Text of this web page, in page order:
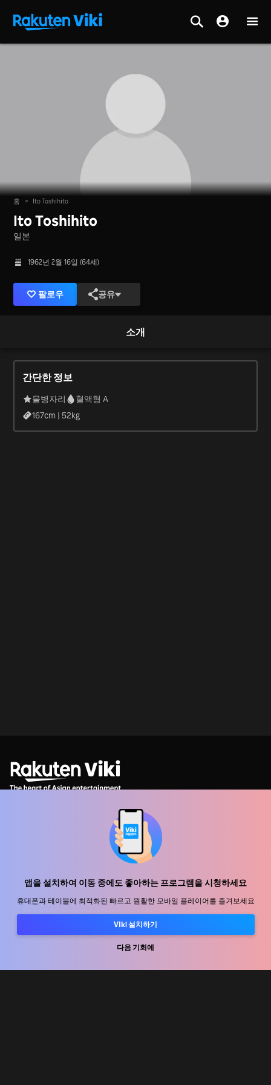
앱을 설치하여 이동 중에도 좋아하는 프로그램을 시청하세요
휴대폰과 테이블에 최적화된 빠르고 원활한 모바일 플레이어를 즐겨보세요
VIki 설치하기
다음 기회에
홈 > Ito Toshihito
Ito Toshihito
일본
1962년 2월 16일 (64세)
팔로우 공유
소개
간단한 정보
물병자리
혈액형 A
167cm |52kg
유통 파트너
미디어 센터, 보도자료
사용 약관